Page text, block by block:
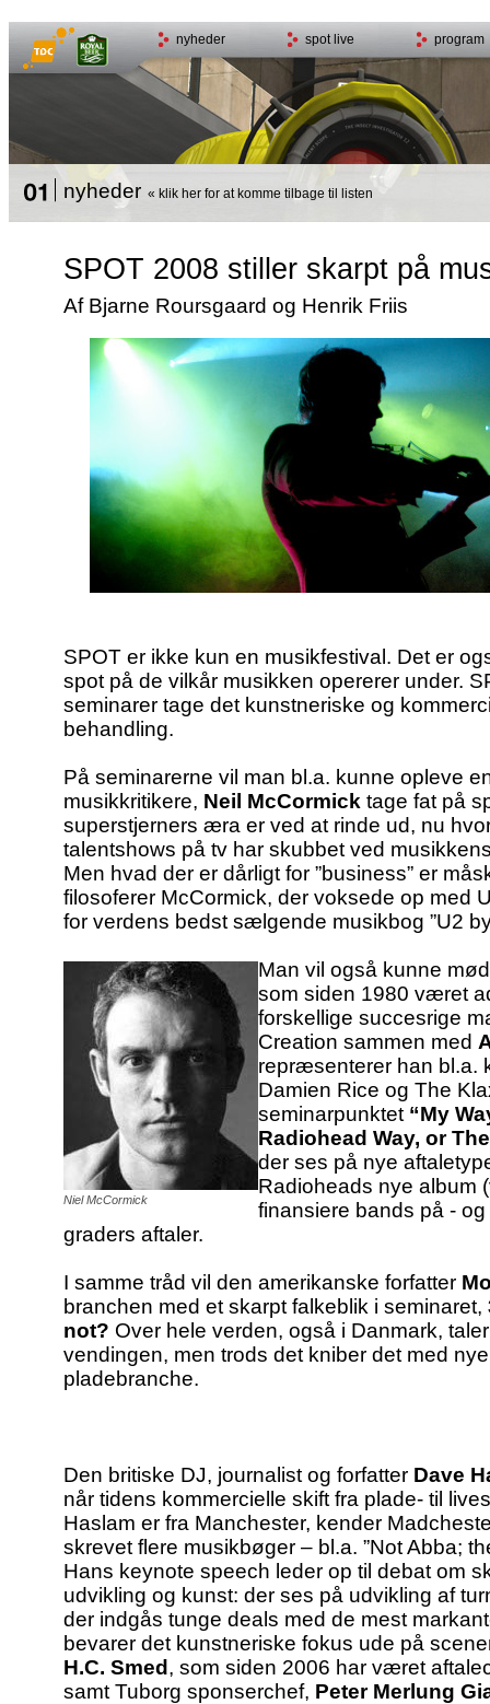
nyheder spot live program
nyheder« klik her for at komme tilbage til listen
SPOT 2008 stiller skarpt på
Af Bjarne Roursgaard og Henrik Friis
SPOT er ikke kun en musikfestival. Det er
spot på de vilkår musikken opererer under.
seminarer tage det kunstneriske og
behandling.
På seminarerne vil man bl.a. kunne opleve
musikkritikere, Neil McCormick tage fat på
superstjerners æra er ved at rinde ud, nu
talentshows på tv har skubbet ved
Men hvad der er dårligt for ”business” er
filosoferer McCormick, der voksede op med
for verdens bedst sælgende musikbog ”U2
Niel McCormick
Man vil også kunne
som siden 1980 været
forskellige succesrige
Creation sammen med
repræsenterer han bl.a.
Damien Rice og The
seminarpunktet “My
Radiohead Way, or
der ses på nye
Radioheads nye album
finansiere bands på -
graders aftaler.
I samme tråd vil den amerikanske forfatter
branchen med et skarpt falkeblik i seminaret,
not? Over hele verden, også i Danmark,
vendingen, men trods det kniber det med
pladebranche.
Den britiske DJ, journalist og forfatter Dave
når tidens kommercielle skift fra plade- til
Haslam er fra Manchester, kender
skrevet flere musikbøger – bl.a. ”Not Abba;
Hans keynote speech leder op til debat om
udvikling og kunst: der ses på udvikling af
der indgås tunge deals med de mest
bevarer det kunstneriske fokus ude på
H.C. Smed , som siden 2006 har været
samt Tuborg sponserchef, Peter Merlung